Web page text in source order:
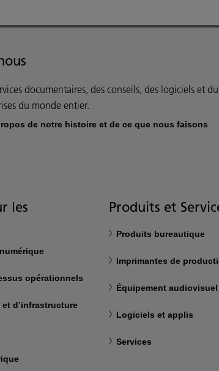
documentaires, des conseils, des logiciels et du
du monde entier.
de notre histoire et de ce que nous faisons
les
opérationnels
d’infrastructure
Produits et
Produits bureautique
Imprimantes de
Équipement audiovisuel
Logiciels et applis
Services